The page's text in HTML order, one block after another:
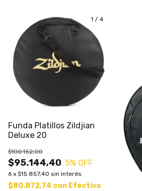
1 / 4
Funda Platillos Zildjian
Deluxe 20
$95.144,40
$100.152,00
5% OFF
6 x $15.857,40 sin interés
$80.872,74 con Efectivo